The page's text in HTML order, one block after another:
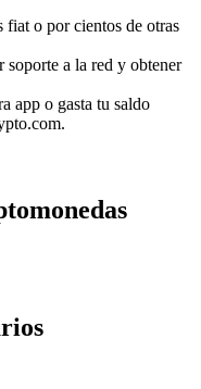
fiat o por cientos de otras
soporte a la red y obtener
app o gasta tu saldo